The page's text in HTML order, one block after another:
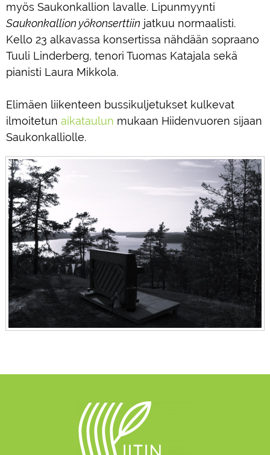
myös Saukonkallion lavalle. Lipunmyynti
Saukonkallion yökonserttiin jatkuu normaalisti.
Kello 23 alkavassa konsertissa nähdään sopraano
Tuuli Linderberg, tenori Tuomas Katajala sekä
pianisti Laura Mikkola.
Elimäen liikenteen bussikuljetukset kulkevat
ilmoitetun aikataulun mukaan Hiidenvuoren sijaan
Saukonkalliolle.